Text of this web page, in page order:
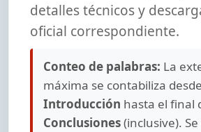
detalles técnicos y
oficial correspondiente.
Conteo de palabras: La
máxima se contabiliza
Introducción hasta el final
Conclusiones(inclusive).